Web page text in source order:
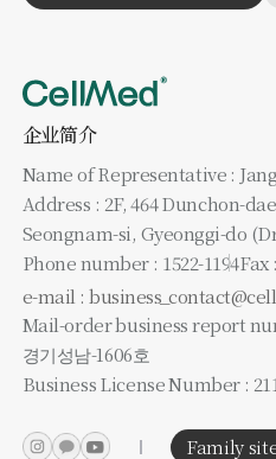
企业简介
Name of Representative :
Address : 2F, 464 Dunchon-
Seongnam-si, Gyeonggi-do
Phone number : 1522-1194Fax
e-mail :
Mail-order business report
경기성남-1606호
Business License Number :
Family